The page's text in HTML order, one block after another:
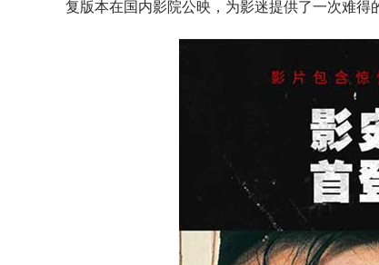
复版本在国内影院公映，为影迷提供了一次难得